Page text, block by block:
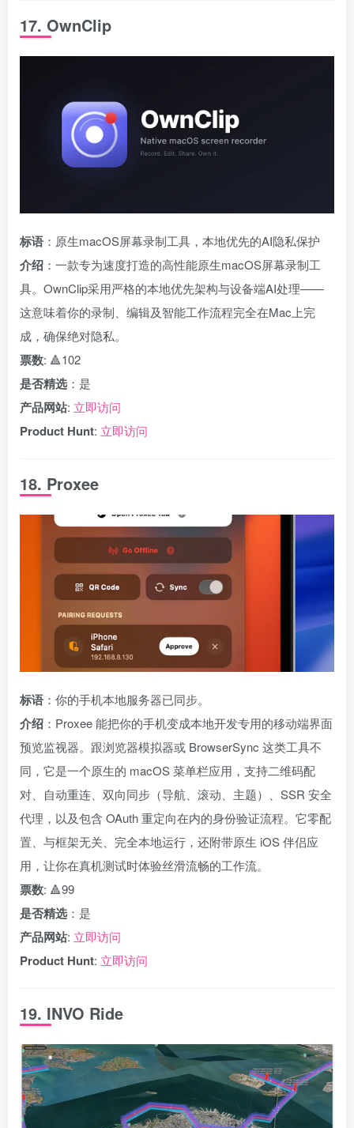
17. OwnClip
标语 ：原生macOS屏幕录制工具，本地优先的AI隐私保护
介绍 ：一款专为速度打造的高性能原生macOS屏幕录制工
具。OwnClip采用严格的本地优先架构与设备端AI处理——
这意味着你的录制、编辑及智能工作流程完全在Mac上完
成，确保绝对隐私。
票数: 🔺102
是否精选 ：是
产品网站: 立即访问
Product Hunt: 立即访问
18. Proxee
标语 ：你的手机本地服务器已同步。
介绍 ：Proxee 能把你的手机变成本地开发专用的移动端界面
预览监视器。跟浏览器模拟器或 BrowserSync 这类工具不
同，它是一个原生的 macOS 菜单栏应用，支持二维码配
对、自动重连、双向同步（导航、滚动、主题）、SSR 安全
代理，以及包含 OAuth 重定向在内的身份验证流程。它零配
置、与框架无关、完全本地运行，还附带原生 iOS 伴侣应
用，让你在真机测试时体验丝滑流畅的工作流。
票数: 🔺99
是否精选 ：是
产品网站: 立即访问
Product Hunt: 立即访问
19. INVO Ride